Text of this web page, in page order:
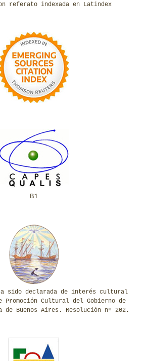
referato indexada en Latindex
B1
sido declarada de interés cultural
Promoción Cultural del Gobierno de
de Buenos Aires. Resolución nº 202.